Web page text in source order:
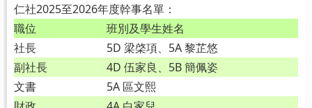
仁社2025至2026年度幹事名單：
職位
班別及學生姓名
社長
5D 梁棨項、5A 黎芷悠
副社長
4D 伍家良、5B 簡佩姿
文書
5A 區文熙